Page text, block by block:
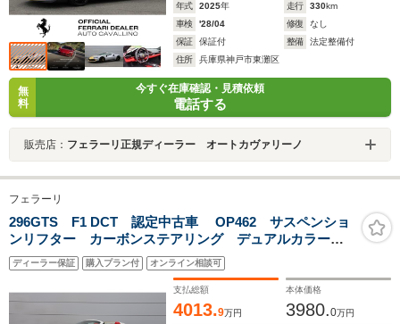
年式 2025年 走行 330km
車検
'28/04 修復
なし
保証
保証付 整備
法定整備付
住所
兵庫県神戸市東灘区
無
料
今すぐ在庫確認・見積依頼
電話する
販売店： フェラーリ正規ディーラー オートカヴァリーノ
フェラーリ
296GTS F1 DCT 認定中古車 OP462 サスペンショ
ンリフター カーボンステアリング デュアルカラーイ
ンテリアトリム シルバーペイント鍛造ホイール スペ
シャルカラードステッチ マットブラックエグゾースト
テールパイプ
ディーラー保証 購入プラン付 オンライン相談可
支払総額
4013.9万円
本体価格
3980.0万円